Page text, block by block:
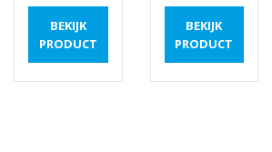
BEKIJK
PRODUCT
BEKIJK
PRODUCT